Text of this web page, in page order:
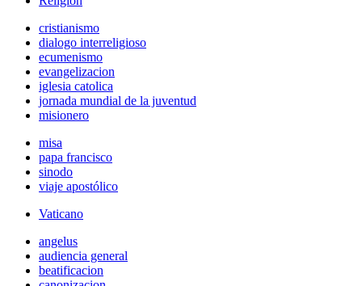
cristianismo
dialogo interreligioso
ecumenismo
evangelizacion
iglesia catolica
jornada mundial de la juventud
misionero
misa
papa francisco
sinodo
viaje apostólico
Vaticano
angelus
audiencia general
beatificacion